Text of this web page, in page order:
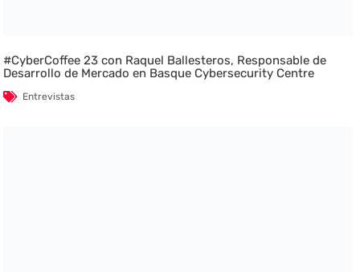
#CyberCoffee 23 con Raquel Ballesteros, Responsable de
Desarrollo de Mercado en Basque Cybersecurity Centre
Entrevistas